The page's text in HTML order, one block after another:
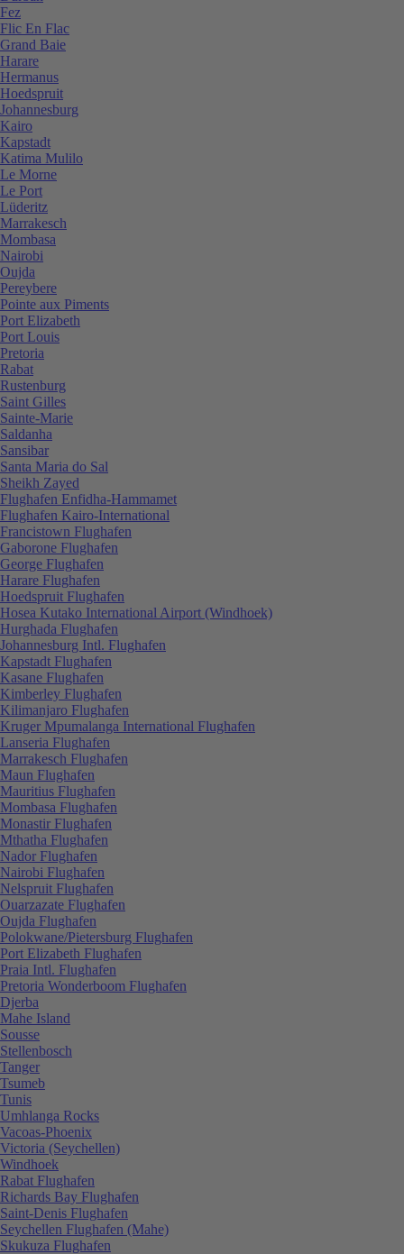
Fez
Flic En Flac
Grand Baie
Harare
Hermanus
Hoedspruit
Johannesburg
Kairo
Kapstadt
Katima Mulilo
Le Morne
Le Port
Lüderitz
Marrakesch
Mombasa
Nairobi
Oujda
Pereybere
Pointe aux Piments
Port Elizabeth
Port Louis
Pretoria
Rabat
Rustenburg
Saint Gilles
Sainte-Marie
Saldanha
Sansibar
Santa Maria do Sal
Sheikh Zayed
Flughafen Enfidha-Hammamet
Flughafen Kairo-International
Francistown Flughafen
Gaborone Flughafen
George Flughafen
Harare Flughafen
Hoedspruit Flughafen
Hosea Kutako International Airport (Windhoek)
Hurghada Flughafen
Johannesburg Intl. Flughafen
Kapstadt Flughafen
Kasane Flughafen
Kimberley Flughafen
Kilimanjaro Flughafen
Kruger Mpumalanga International Flughafen
Lanseria Flughafen
Marrakesch Flughafen
Maun Flughafen
Mauritius Flughafen
Mombasa Flughafen
Monastir Flughafen
Mthatha Flughafen
Nador Flughafen
Nairobi Flughafen
Nelspruit Flughafen
Ouarzazate Flughafen
Oujda Flughafen
Polokwane/Pietersburg Flughafen
Port Elizabeth Flughafen
Praia Intl. Flughafen
Pretoria Wonderboom Flughafen
Djerba
Mahe Island
Sousse
Stellenbosch
Tanger
Tsumeb
Tunis
Umhlanga Rocks
Vacoas-Phoenix
Victoria (Seychellen)
Windhoek
Rabat Flughafen
Richards Bay Flughafen
Saint-Denis Flughafen
Seychellen Flughafen (Mahe)
Skukuza Flughafen